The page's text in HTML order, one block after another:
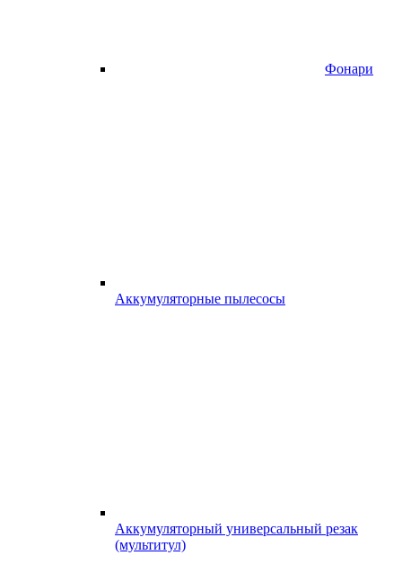
Фонари
Аккумуляторные пылесосы
Аккумуляторный универсальный резак
(мультитул)